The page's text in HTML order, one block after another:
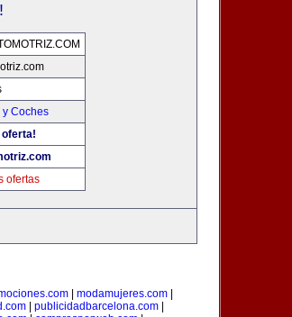
y Coches
oferta!
ofertas
modamujeres.com
| publicidadbarcelona.com|